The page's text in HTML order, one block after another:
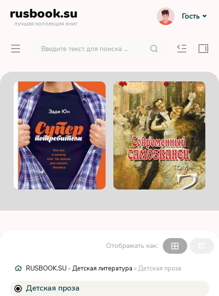
rusbook.su
лучшая коллекция книг
Гость
Отображать как:
RUSBOOK.SU » Детская литература » Детская проза
Детская проза